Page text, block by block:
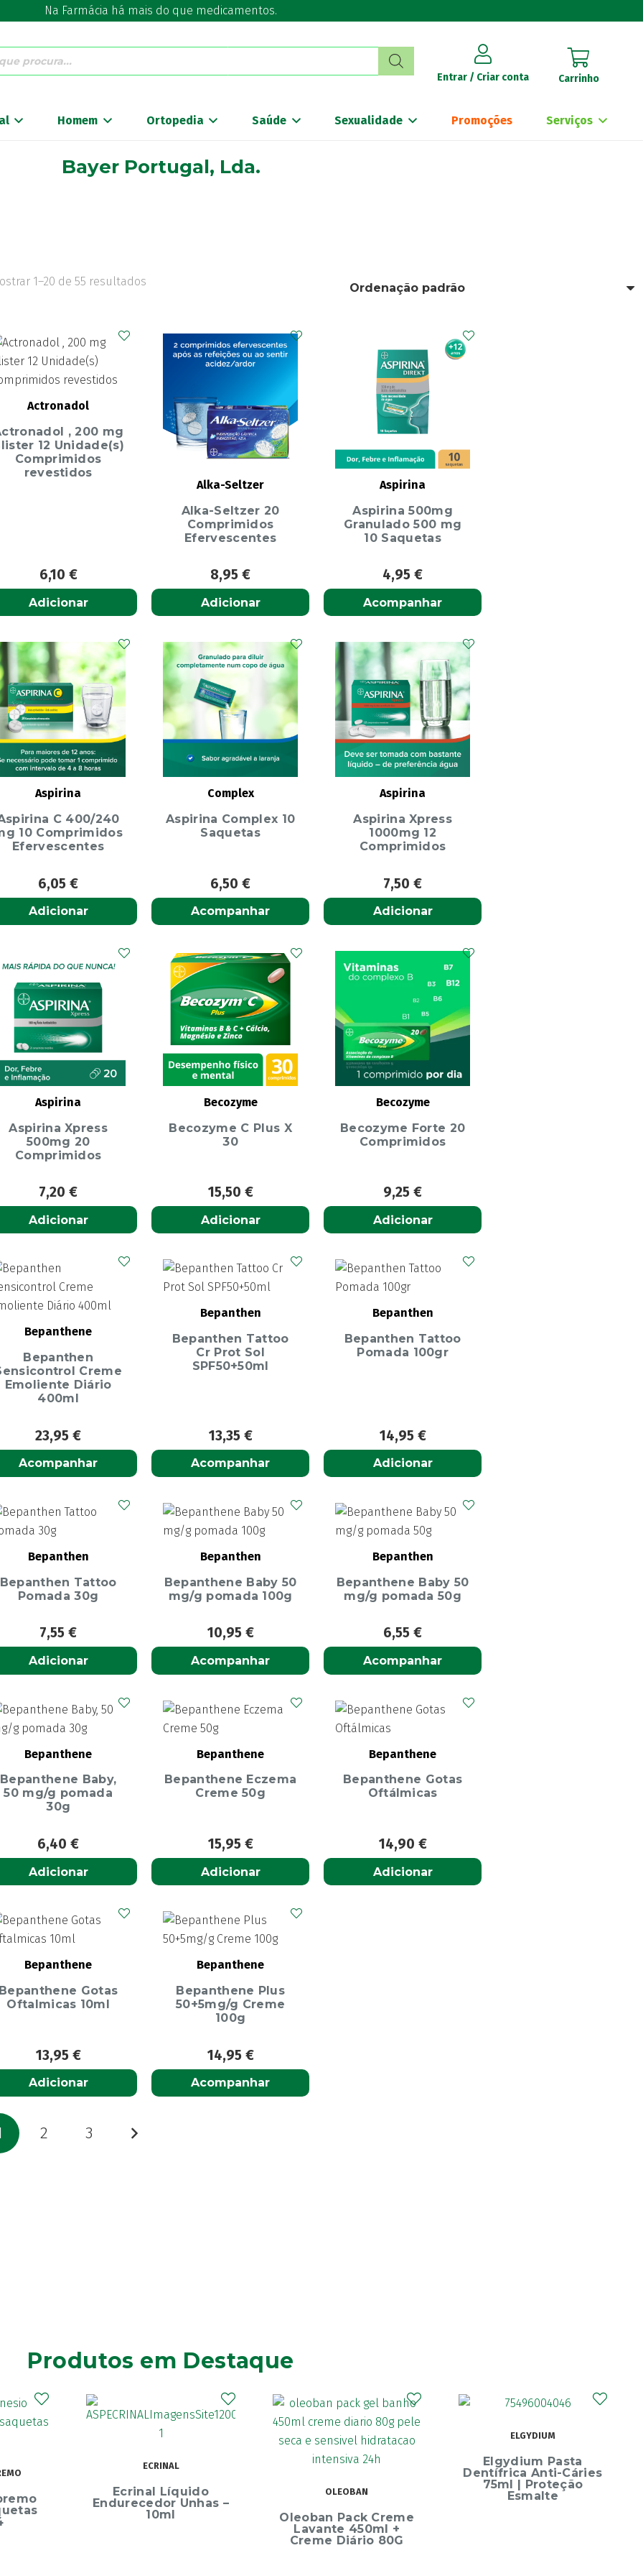
Na Farmácia há mais do que medicamentos.
Entrar / Criar conta Carrinho
Homem Ortopedia Saúde Sexualidade Promoções Serviços
Bayer Portugal, Lda.
1–20 de 55 resultados
Actronadol
, 200 mg
12 Unidade(s)
Comprimidos
revestidos
6,10 €
Adicionar
Alka-Seltzer
Alka-Seltzer 20
Comprimidos
Efervescentes
8,95€
Adicionar
Aspirina
Aspirina 500mg
Granulado 500 mg
10 Saquetas
4,95€
Acompanhar
Aspirina
C 400/240
10 Comprimidos
Efervescentes
6,05€
Adicionar
Complex
Aspirina Complex 10
Saquetas
6,50€
Acompanhar
Aspirina
Aspirina Xpress
1000mg 12
Comprimidos
7,50€
Adicionar
Aspirina
Aspirina Xpress
500mg 20
Comprimidos
7,20€
Adicionar
Becozyme
Becozyme C Plus X
30
15,50 €
Adicionar
Becozyme
Becozyme Forte 20
Comprimidos
9,25€
Adicionar
Bepanthene
Bepanthen
Creme
Emoliente Diário
400ml
23,95€
Acompanhar
Bepanthen
Bepanthen Tattoo
Cr Prot Sol
SPF50+50ml
13,35 €
Acompanhar
Bepanthen
Bepanthen Tattoo
Pomada 100gr
14,95 €
Adicionar
Bepanthen
Bepanthen Tattoo
Pomada 30g
7,55€
Adicionar
Bepanthen
Bepanthene Baby 50
mg/g pomada 100g
10,95 €
Acompanhar
Bepanthen
Bepanthene Baby 50
mg/g pomada 50g
6,55€
Acompanhar
Bepanthene
Bepanthene Baby,
50 mg/g pomada
30g
6,40€
Adicionar
Bepanthene
Bepanthene Eczema
Creme 50g
15,95 €
Adicionar
Bepanthene
Bepanthene Gotas
Oftálmicas
14,90 €
Adicionar
Bepanthene
Bepanthene Gotas
Oftalmicas 10ml
13,95 €
Adicionar
Bepanthene
Bepanthene Plus
50+5mg/g Creme
100g
14,95 €
Acompanhar
2 3
Produtos em Destaque
–
OLEOBAN
Oleoban Pack Creme
ELGYDIUM
Elgydium Pasta
Esmalte
Curaprox Surgical
Escova Dentes Mega
Soft